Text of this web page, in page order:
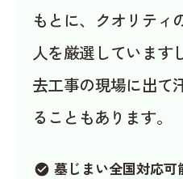
もとに、クオリティ
人を厳選しています
去工事の現場に出て
ることもあります。
check_circle 墓じまい全国対応可